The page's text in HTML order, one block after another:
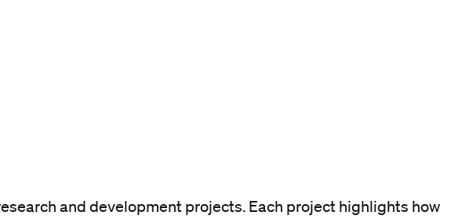
and development projects. Each project highlights how